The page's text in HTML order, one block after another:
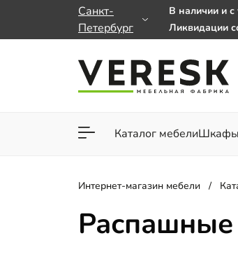
Санкт-
Петербург
В наличии и
Ликвидации
заказе от 50
Важно! Наш
Каталог мебели
Для
Интернет-магазин мебели